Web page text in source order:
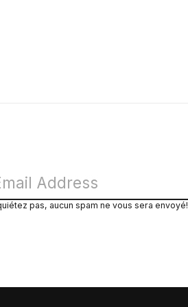
pas, aucun spam ne vous sera envoyé!